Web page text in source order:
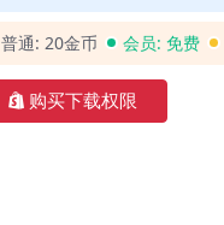
普通: 20金币 会员: 免费
购买下载权限